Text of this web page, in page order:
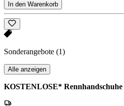
In den Warenkorb
Sonderangebote (1)
Alle anzeigen
KOSTENLOSE* Rennhandschuhe